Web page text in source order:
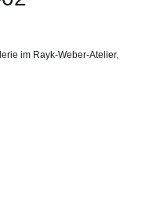
im Rayk-Weber-Atelier,